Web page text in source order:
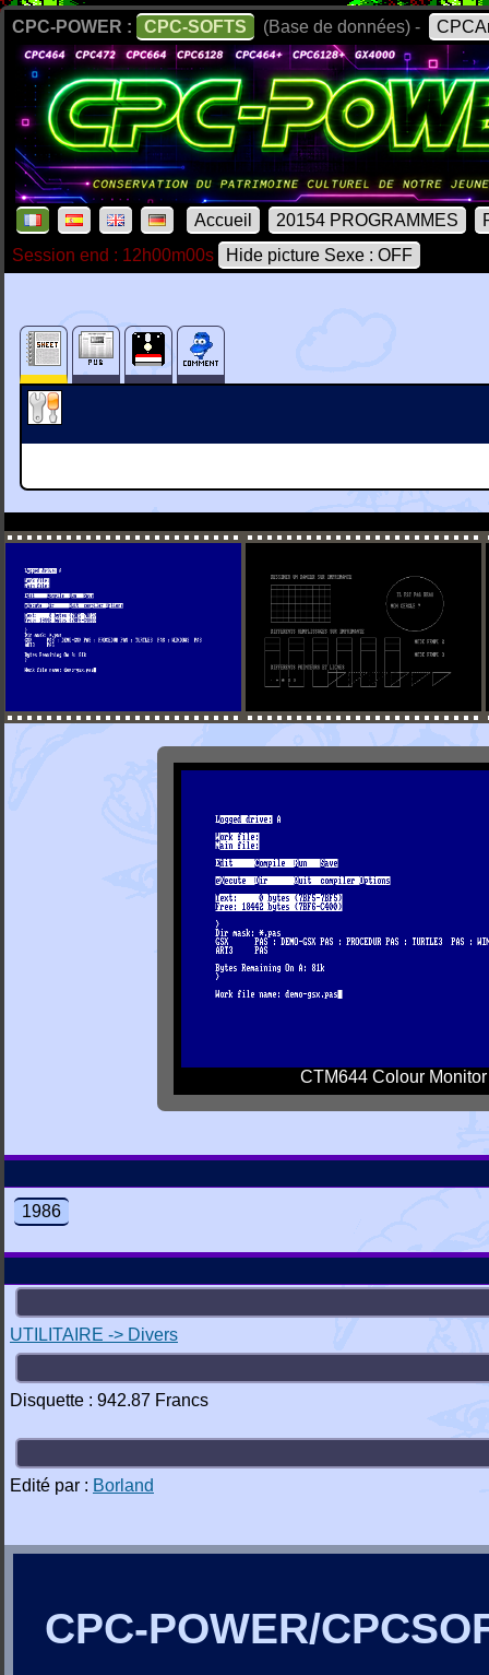
CPC-POWER : CPC-SOFTS (Base de données) -
Accueil 20154 PROGRAMMES
Session end : 12h00m00s
Hide picture Sexe : OFF
CTM644 Colour Monitor
1986
UTILITAIRE -> Divers
Disquette : 942.87 Francs
Edité par : Borland
CPC-POWER/